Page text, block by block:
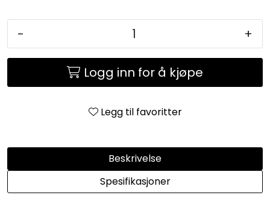
- +
Logg inn for å kjøpe
Legg til favoritter
Beskrivelse
Spesifikasjoner